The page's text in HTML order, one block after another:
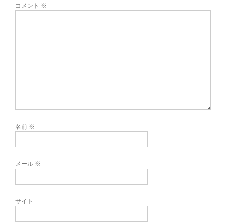
コメント ※
名前 ※
メール ※
サイト